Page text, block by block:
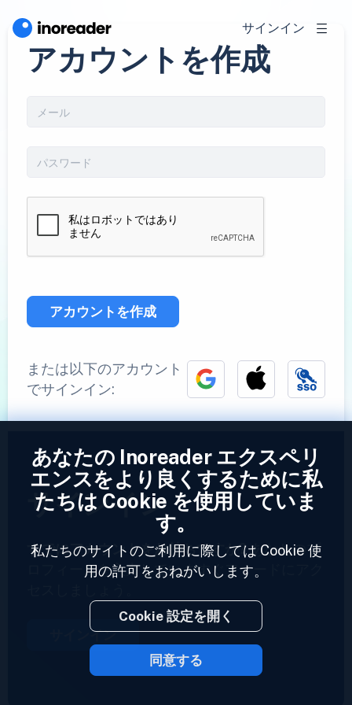
サインイン
アカウントを作成
アカウントを作成
または以下のアカウント
でサインイン:
サインイン
すでにアカウントをお持ちですか?あなたのプ
ロフィールを入力していますぐフィードにアク
サインイン
2023 © Inoreader
あなたの Inoreader エクスペリ
エンスをより良くするために私
たちは Cookie を使用していま
す。
私たちのサイトのご利用に際しては Cookie 使
用の許可をおねがいします。
Cookie 設定を開く
同意する